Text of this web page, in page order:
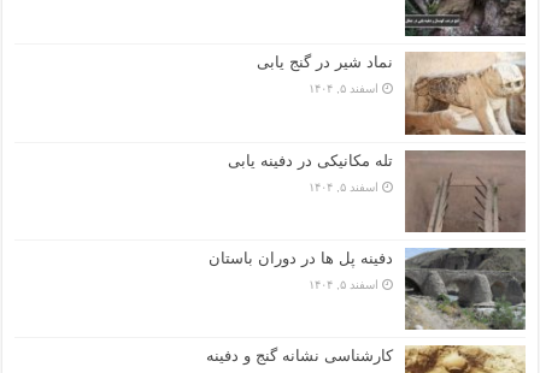
نماد شیر در گنج یابی
اسفند ۵, ۱۴۰۴
تله مکانیکی در دفینه یابی
اسفند ۵, ۱۴۰۴
دفینه پل ها در دوران باستان
اسفند ۵, ۱۴۰۴
کارشناسی نشانه گنج و دفینه